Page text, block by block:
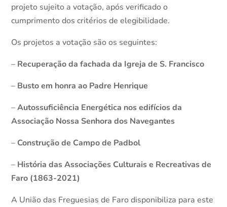
projeto sujeito a votação, após verificado o
cumprimento dos critérios de elegibilidade.
Os projetos a votação são os seguintes:
– Recuperação da fachada da Igreja de S. Francisco
– Busto em honra ao Padre Henrique
–Autossuficiência Energética nos edifícios da
Associação Nossa Senhora dos Navegantes
– Construção de Campo de Padbol
– História das Associações Culturais e Recreativas de
Faro (1863-2021)
A União das Freguesias de Faro disponibiliza para este